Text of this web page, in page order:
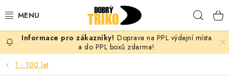
na
PRO ŽENY
PRO MUŽE
Doprava na PPL výdejní místa
a do PPL boxů zdarma!
1 - 100 let